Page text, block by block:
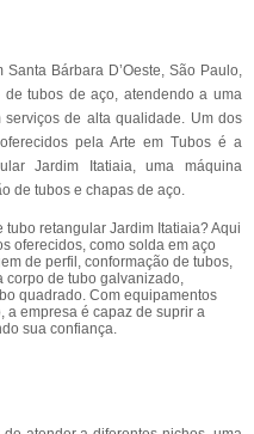
Bárbara D’Oeste, São Paulo,
tubos de aço, atendendo a uma
de alta qualidade. Um dos
pela Arte em Tubos é a
Jardim Itatiaia, uma máquina
de tubos e chapas de aço.
retangular Jardim Itatiaia? Aqui
oferecidos, como solda em aço
de perfil, conformação de tubos,
corpo de tubo galvanizado,
quadrado. Com equipamentos
a empresa é capaz de suprir a
sua confiança.